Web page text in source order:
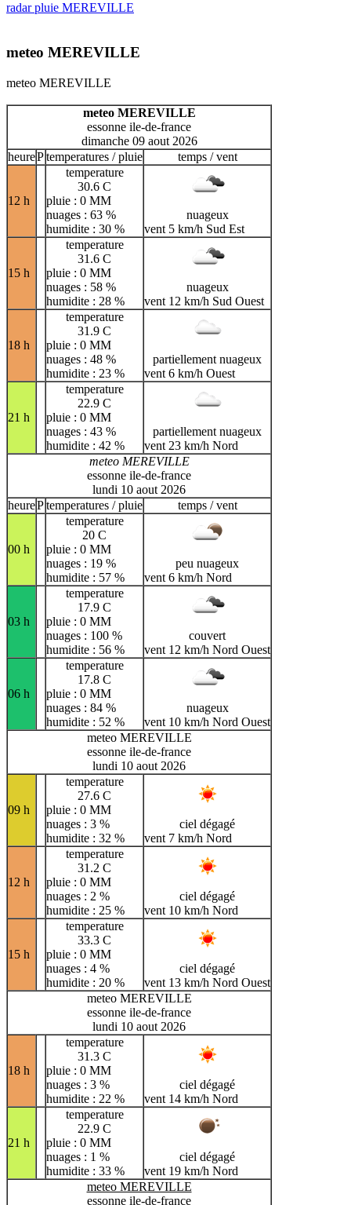
radar pluie MEREVILLE
meteo MEREVILLE
meteo MEREVILLE
meteo MEREVILLE
essonne ile-de-france
dimanche 09 aout 2026
heurePtemperatures / pluie temps / vent
12 h
temperature
30.6 C
pluie : 0 MM
nuages : 63 %
humidite : 30 %
nuageux
vent 5 km/h Sud Est
15 h
temperature
31.6 C
pluie : 0 MM
nuages : 58 %
humidite : 28 %
nuageux
vent 12 km/h Sud Ouest
18 h
temperature
31.9 C
pluie : 0 MM
nuages : 48 %
humidite : 23 %
partiellement nuageux
vent 6 km/h Ouest
21 h
temperature
22.9 C
pluie : 0 MM
nuages : 43 %
humidite : 42 %
partiellement nuageux
vent 23 km/h Nord
meteo MEREVILLE
essonne ile-de-france
lundi 10 aout 2026
heurePtemperatures / pluie temps / vent
00 h
temperature
20 C
pluie : 0 MM
nuages : 19 %
humidite : 57 %
peu nuageux
vent 6 km/h Nord
03 h
temperature
17.9 C
pluie : 0 MM
nuages : 100 %
humidite : 56 %
couvert
vent 12 km/h Nord Ouest
06 h
temperature
17.8 C
pluie : 0 MM
nuages : 84 %
humidite : 52 %
nuageux
vent 10 km/h Nord Ouest
meteo MEREVILLE
essonne ile-de-france
lundi 10 aout 2026
09 h
temperature
27.6 C
pluie : 0 MM
nuages : 3 %
humidite : 32 %
ciel dégagé
vent 7 km/h Nord
12 h
temperature
31.2 C
pluie : 0 MM
nuages : 2 %
humidite : 25 %
ciel dégagé
vent 10 km/h Nord
15 h
temperature
33.3 C
pluie : 0 MM
nuages : 4 %
humidite : 20 %
ciel dégagé
vent 13 km/h Nord Ouest
meteo MEREVILLE
essonne ile-de-france
lundi 10 aout 2026
18 h
temperature
31.3 C
pluie : 0 MM
nuages : 3 %
humidite : 22 %
ciel dégagé
vent 14 km/h Nord
21 h
temperature
22.9 C
pluie : 0 MM
nuages : 1 %
humidite : 33 %
ciel dégagé
vent 19 km/h Nord
meteo MEREVILLE
essonne ile-de-france